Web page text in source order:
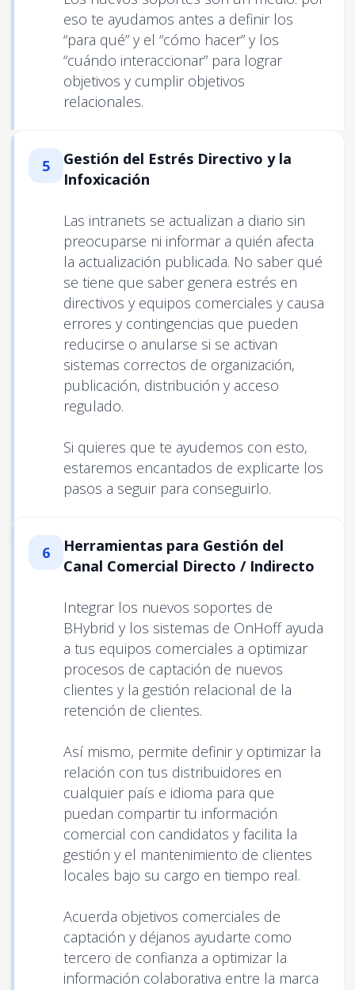
eso te ayudamos antes a definir los
“para qué” y el “cómo hacer” y los
“cuándo interaccionar” para lograr
objetivos y cumplir objetivos
relacionales.
5
Gestión del Estrés Directivo y la
Infoxicación
Las intranets se actualizan a diario sin
preocuparse ni informar a quién afecta
la actualización publicada. No saber qué
se tiene que saber genera estrés en
directivos y equipos comerciales y causa
errores y contingencias que pueden
reducirse o anularse si se activan
sistemas correctos de organización,
publicación, distribución y acceso
regulado.
Si quieres que te ayudemos con esto,
estaremos encantados de explicarte los
pasos a seguir para conseguirlo.
6
Herramientas para Gestión del
Canal Comercial Directo / Indirecto
Integrar los nuevos soportes de
BHybrid y los sistemas de OnHoff ayuda
a tus equipos comerciales a optimizar
procesos de captación de nuevos
clientes y la gestión relacional de la
retención de clientes.
Así mismo, permite definir y optimizar la
relación con tus distribuidores en
cualquier país e idioma para que
puedan compartir tu información
comercial con candidatos y facilita la
gestión y el mantenimiento de clientes
locales bajo su cargo en tiempo real.
Acuerda objetivos comerciales de
captación y déjanos ayudarte como
tercero de confianza a optimizar la
información colaborativa entre la marca